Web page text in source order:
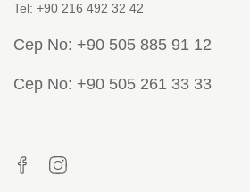
Tel: +90 216 492 32 42
Cep No: +90 505 885 91 12
Cep No: +90 505 261 33 33